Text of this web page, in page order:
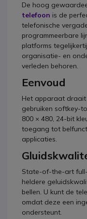
De hoog
telefoon is de
telefonische
programmeerbare
platforms
organisatie- en
verleden behoren.
Eenvoud
Het apparaat draait
gebruiken softkey-
800 × 480, 24-bit
toegang tot
applicaties.
State-of-the-art
heldere
bellen. U kunt de
omdat deze een
ondersteunt.